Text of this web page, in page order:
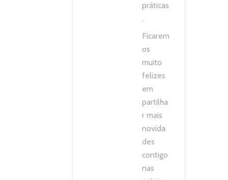
práticas
.
Ficarem
os
muito
felizes
em
partilha
r mais
novida
des
contigo
nas